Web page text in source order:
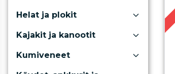
Helat ja plokit
Kajakit ja kanootit
Kumiveneet